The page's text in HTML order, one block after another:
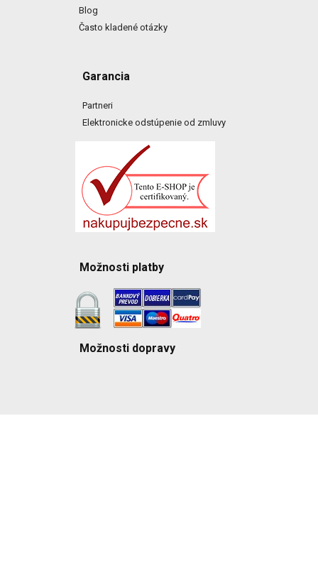
Blog
Často kladené otázky
Garancia
Partneri
Elektronicke odstúpenie od zmluvy
Možnosti platby
Možnosti dopravy